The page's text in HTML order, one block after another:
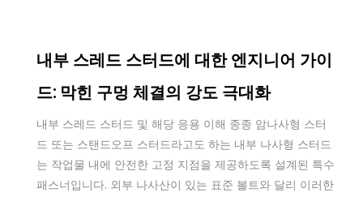
내부 스레드 스터드에 대한 엔지니어 가이
드: 막힌 구멍 체결의 강도 극대화
내부 스레드 스터드 및 해당 응용 이해 종종 암나사형 스터
드 또는 스탠드오프 스터드라고도 하는 내부 나사형 스터드
는 작업물 내에 안전한 고정 지점을 제공하도록 설계된 특수
패스너입니다. 외부 나사산이 있는 표준 볼트와 달리 이러한